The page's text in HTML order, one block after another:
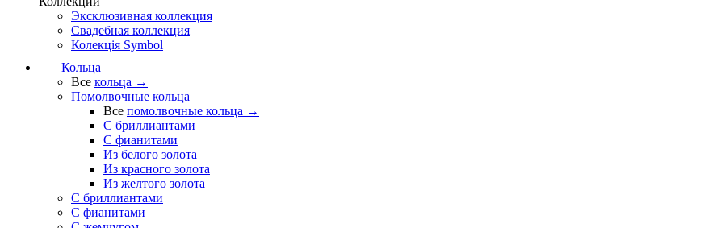
Эксклюзивная коллекция
Свадебная коллекция
Колекція Symbol
Кольца
Все кольца →
Помолвочные кольца
Все помолвочные кольца →
С бриллиантами
С фианитами
Из белого золота
Из красного золота
Из желтого золота
С бриллиантами
С фианитами